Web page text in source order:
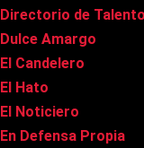
Directorio de
Dulce Amargo
El Candelero
El Hato
El Noticiero
En Defensa Propia